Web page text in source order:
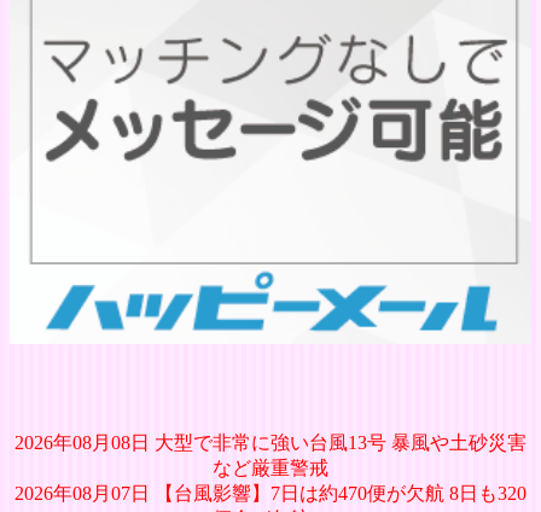
2026年08月08日 大型で非常に強い台風13号 暴風や土砂災害
など厳重警戒
2026年08月07日 【台風影響】7日は約470便が欠航 8日も320